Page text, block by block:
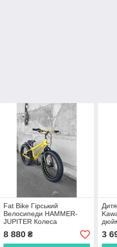
Fat Bike Гірський
Велосипеди HAMMER-
JUPITER Колеса
26'х4,0.Алюмінієва рама
17' Японія Shimano.
8 880₴ 3